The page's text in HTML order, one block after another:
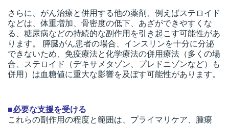
さらに、がん治療と併用する他の薬剤、例えばステロイド
などは、体重増加、骨密度の低下、あざができやすくな
る、糖尿病などの持続的な副作用を引き起こす可能性があ
ります。 膵臓がん患者の場合、インスリンを十分に分泌
できないため、免疫療法と化学療法の併用療法（多くの場
合、ステロイド（デキサメタゾン、プレドニゾンなど）も
併用）は血糖値に重大な影響を及ぼす可能性があります。
■必要な支援を受ける
これらの副作用の程度と範囲は、プライマリケア、腫瘍